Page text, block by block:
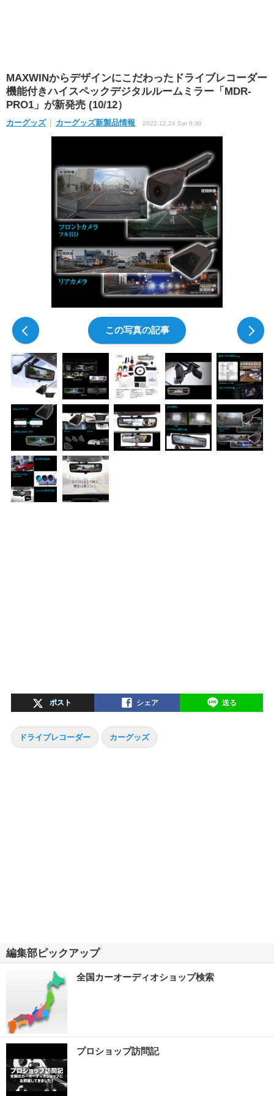
MAXWINからデザインにこだわったドライブレコーダー
機能付きハイスペックデジタルルームミラー「MDR-
PRO1」が新発売 (10/12）
カーグッズ カーグッズ新製品情報 2022.12.24 Sat 6:30
この写真の記事
ポスト シェア 送る
ドライブレコーダー カーグッズ
編集部ピックアップ
全国カーオーディオショップ検索
プロショップ訪問記